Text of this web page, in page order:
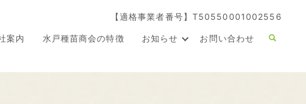
案内 水戸種苗商会の特徴 お知らせ お問い合わせ
【適格事業者番号】T50550001002556